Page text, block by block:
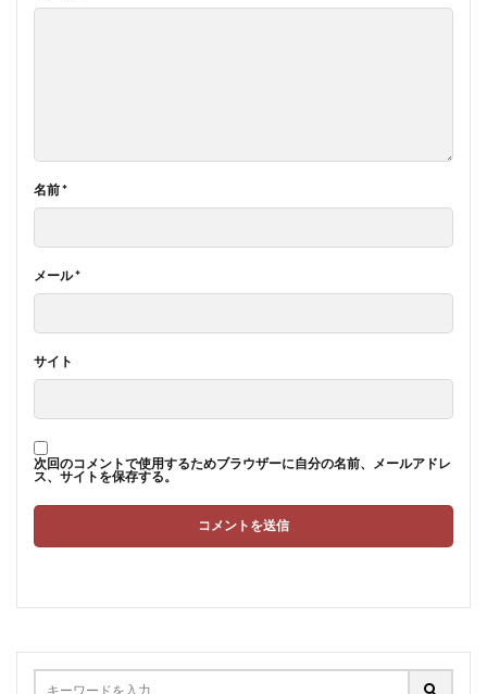
名前*
メール*
サイト
次回のコメントで使用するためブラウザーに自分の名前、メールアドレ
ス、サイトを保存する。